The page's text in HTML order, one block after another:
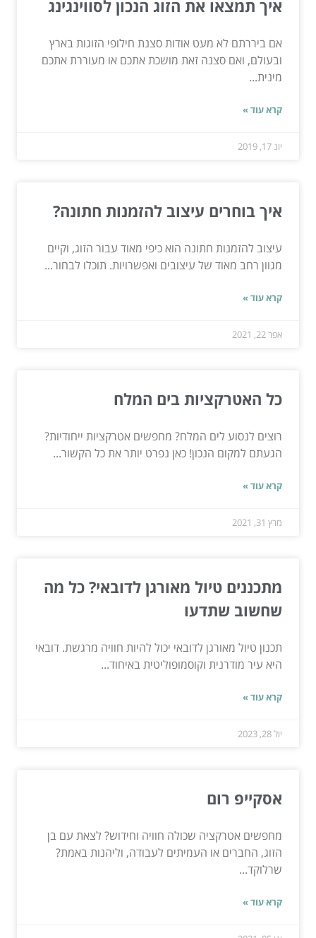
איך תמצאו את הזוג הנכון לסווינגינג
אם ביררתם לא מעט אודות סצנת חילופי הזוגות בארץ
ובעולם, ואם סצנה זאת מושכת אתכם או מעוררת אתכם
מינית...
קרא עוד »
יונ 17, 2019
איך בוחרים עיצוב להזמנות חתונה?
עיצוב להזמנות חתונה הוא כיפי מאוד עבור הזוג, וקיים
מגוון רחב מאוד של עיצובים ואפשרויות. תוכלו לבחור...
קרא עוד »
אפר 22, 2021
כל האטרקציות בים המלח
רוצים לנסוע לים המלח? מחפשים אטרקציות ייחודיות?
הגעתם למקום הנכון! כאן נפרט יותר את כל הקשור...
קרא עוד »
מרץ 31, 2021
מתכננים טיול מאורגן לדובאי? כל מה
שחשוב שתדעו
תכנון טיול מאורגן לדובאי יכול להיות חוויה מרגשת. דובאי
היא עיר מודרנית וקוסמופוליטית באיחוד...
קרא עוד »
יול 28, 2023
אסקייפ רום
מחפשים אטרקציה שכולה חוויה וחידוש? לצאת עם בן
הזוג, החברים או העמיתים לעבודה, וליהנות באמת?
שרלוקד...
קרא עוד »